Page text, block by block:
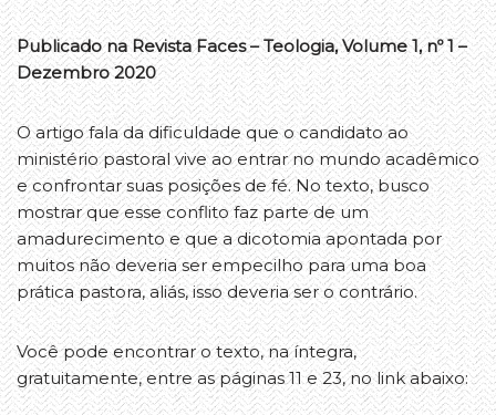
Publicado na Revista Faces – Teologia, Volume 1, nº 1 –
Dezembro 2020
O artigo fala da dificuldade que o candidato ao
ministério pastoral vive ao entrar no mundo acadêmico
e confrontar suas posições de fé. No texto, busco
mostrar que esse conflito faz parte de um
amadurecimento e que a dicotomia apontada por
muitos não deveria ser empecilho para uma boa
prática pastora, aliás, isso deveria ser o contrário.
Você pode encontrar o texto, na íntegra,
gratuitamente, entre as páginas 11 e 23, no link abaixo: